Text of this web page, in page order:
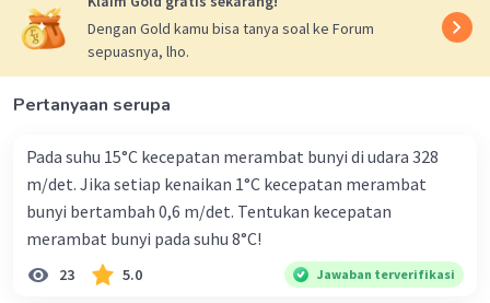
Iklan
Usman U Level 1
19 April 2024 01:33
ini! Hasil pengukuran yang didapat adalah….
*
Gambar Tanpa Teks
3,00 cm
3,09 cm
3,29 cm
Dengan Gold kamu bisa tanya soal ke Forum
sepuasnya, lho.
Pertanyaan serupa
Pada suhu 15°C kecepatan merambat bunyi di udara 328
m/det. Jika setiap kenaikan 1°C kecepatan merambat
bunyi bertambah 0,6 m/det. Tentukan kecepatan
merambat bunyi pada suhu 8°C!
23 5.0 Jawaban terverifikasi